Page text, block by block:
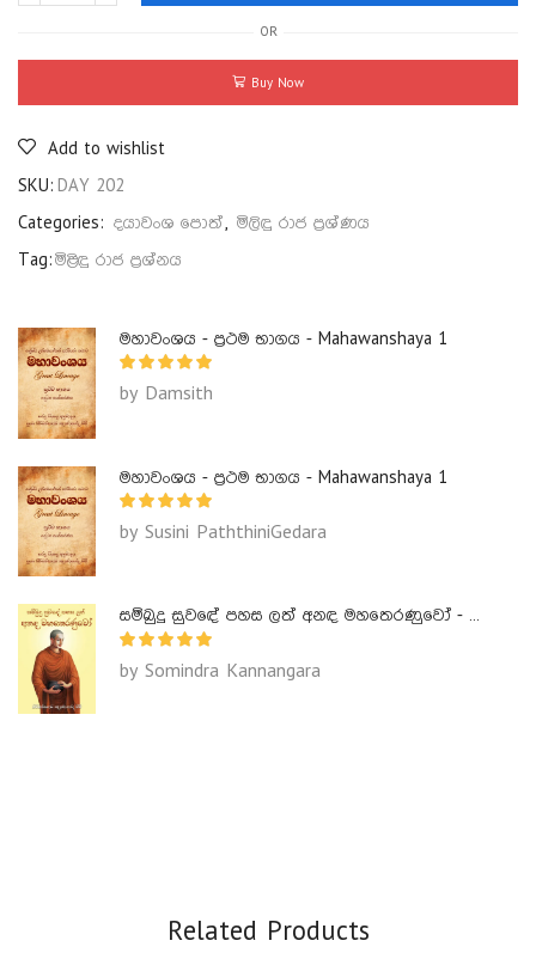
OR
Buy Now
Add to wishlist
SKU: DAY 202
Categories: දයාවංශ පොත්, මිලිඳු රාජ ප්‍රශ්ණය
Tag:මිළිඳු රාජ ප්‍රශ්නය
මහාවංශය - ප්‍රථම භාගය - Mahawanshaya 1
by Damsith
මහාවංශය - ප්‍රථම භාගය - Mahawanshaya 1
by Susini PaththiniGedara
සම්බුදු සුවඳේ පහස ලත් අනඳ මහතෙරණුවෝ - Ananda Maha Theranuwo
by Somindra Kannangara
Related Products